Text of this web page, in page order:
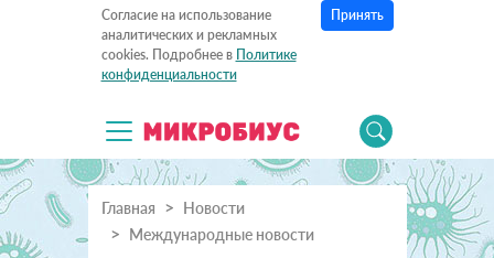
Согласие на использование
аналитических и рекламных
cookies. Подробнее в Политике
конфиденциальности
Принять
Главная
Новости
Международные новости